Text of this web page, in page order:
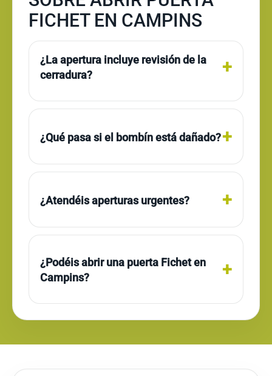
FICHET EN CAMPINS
¿La apertura incluye revisión de la
cerradura?
¿Qué pasa si el bombín está dañado?
¿Atendéis aperturas urgentes?
¿Podéis abrir una puerta Fichet en
Campins?